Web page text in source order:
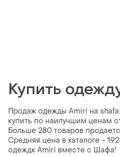
Купить
Продаж одежды Amiri на
купить по наилучшим ценам
Больше 280 товаров
Средняя цена в каталоге -
одеждк Amiri вместе с Шафа!